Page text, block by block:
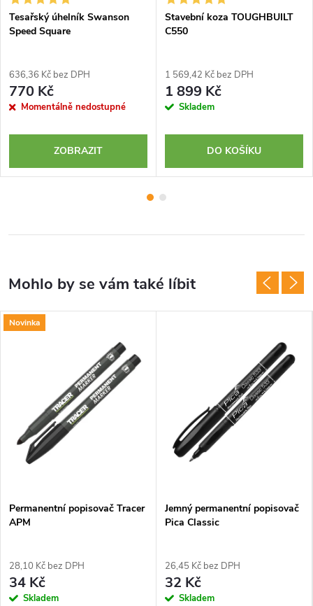
Tesařský úhelník Swanson
Speed Square
636,36 Kč bez DPH
770 Kč
Momentálně nedostupné
ZOBRAZIT
Stavební koza TOUGHBUILT
C550
1 569,42 Kč bez DPH
1 899 Kč
Skladem
DO KOŠÍKU
Novinka
Permanentní popisovač Tracer
APM
28,10 Kč bez DPH
34 Kč
Skladem
Jemný permanentní popisovač
Pica Classic
26,45 Kč bez DPH
32 Kč
Skladem